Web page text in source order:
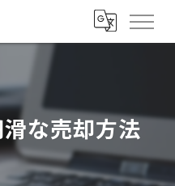
な売却方法